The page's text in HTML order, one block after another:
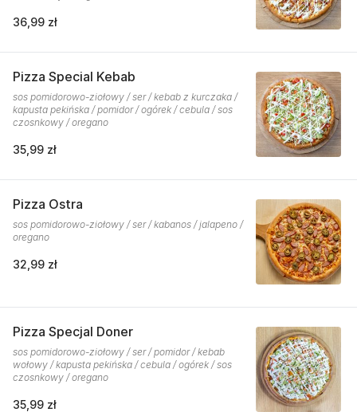
36,99 zł
Pizza Special Kebab
sos pomidorowo-ziołowy / ser / kebab z kurczaka /
kapusta pekińska / pomidor / ogórek / cebula / sos
czosnkowy / oregano
35,99 zł
Pizza Ostra
sos pomidorowo-ziołowy / ser / kabanos / jalapeno /
oregano
32,99 zł
Pizza Specjal Doner
sos pomidorowo-ziołowy / ser / pomidor / kebab
wołowy / kapusta pekińska / cebula / ogórek / sos
czosnkowy / oregano
35,99 zł